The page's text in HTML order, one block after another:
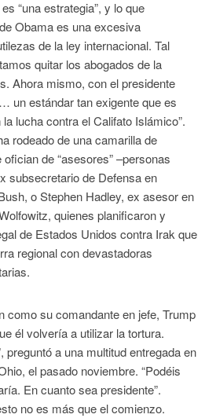
“una estrategia”, y lo que
Obama es una excesiva
de la ley internacional. Tal
quitar los abogados de la
Ahora mismo, con el presidente
un estándar tan exigente que es
lucha contra el Califato Islámico”.
rodeado de una camarilla de
de “asesores” –personas
subsecretario de Defensa en
o Stephen Hadley, ex asesor en
quienes planificaron y
de Estados Unidos contra Irak que
regional con devastadoras
como su comandante en jefe, Trump
él volvería a utilizar la tortura.
preguntó a una multitud entregada en
el pasado noviembre. “Podéis
En cuanto sea presidente”.
no es más que el comienzo.